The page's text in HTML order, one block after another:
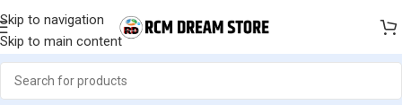
Skip to navigation
Skip to main content